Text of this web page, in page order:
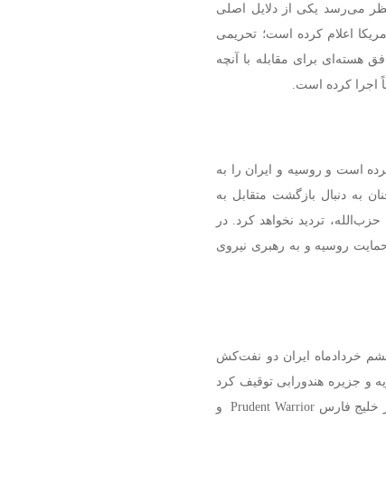
می‌رسد یکی از دلایل اصلی
اعلام کرده است؛ تحریمی
هسته‌ای برای مقابله با آنچه
اجرا کرده است.
است و روسیه و ایران را به
به دنبال بازگشت متقابل به
تردید نخواهد کرد. در
روسیه و به رهبری نیروی
خردادماه ایران دو نفت‌کش
و جزیره هندورابی توقیف کرد
و پرچم آن‌ها را پایین آورد؛ این دو نفت‌کش یونانی توقیف شده در خلیج فارس Prudent Warrior و